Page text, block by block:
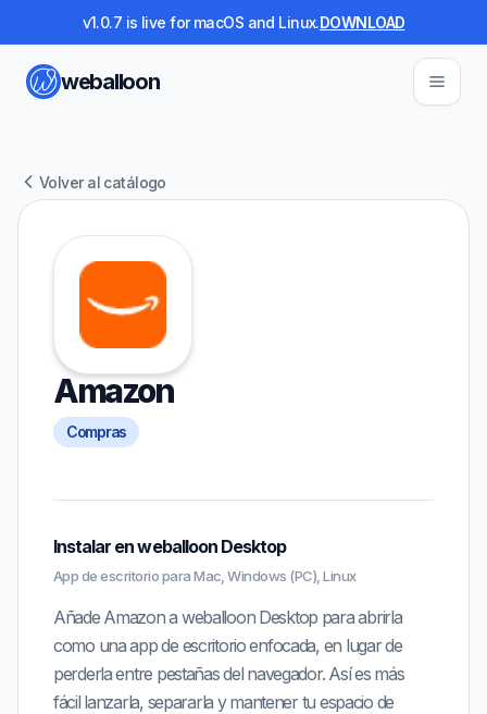
v1.0.7 is live for macOS and Linux.DOWNLOAD
weballoon
Volver al catálogo
Amazon
Compras
Instalar en weballoon Desktop
App de escritorio para Mac, Windows (PC), Linux
Añade Amazon a weballoon Desktop para abrirla
como una app de escritorio enfocada, en lugar de
perderla entre pestañas del navegador. Así es más
fácil lanzarla, separarla y mantener tu espacio de